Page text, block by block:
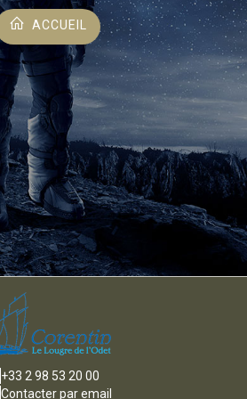
ACCUEIL
+33 2 98 53 20 00
Contacter par email